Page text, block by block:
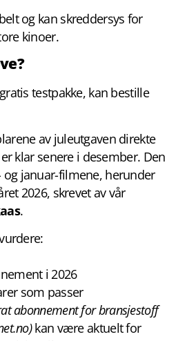
og kan skreddersys for
kinoer.
testpakke, kan bestille
av juleutgaven direkte
klar senere i desember. Den
og januar-filmene, herunder
2026, skrevet av vår
.
i 2026
som passer
abonnement for bransjestoff
kan være aktuelt for